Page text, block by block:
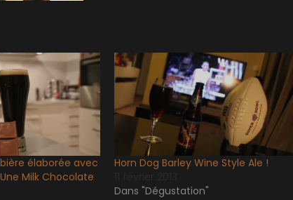
élaborée avec
Milk Chocolate
Horn Dog Barley Wine Style Ale !
Dans "Dégustation"